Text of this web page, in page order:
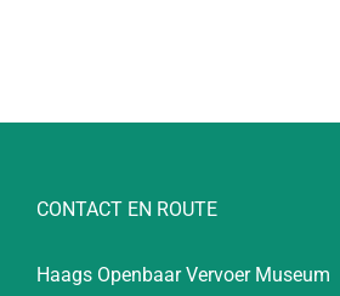
CONTACT EN ROUTE
Haags Openbaar Vervoer Museum